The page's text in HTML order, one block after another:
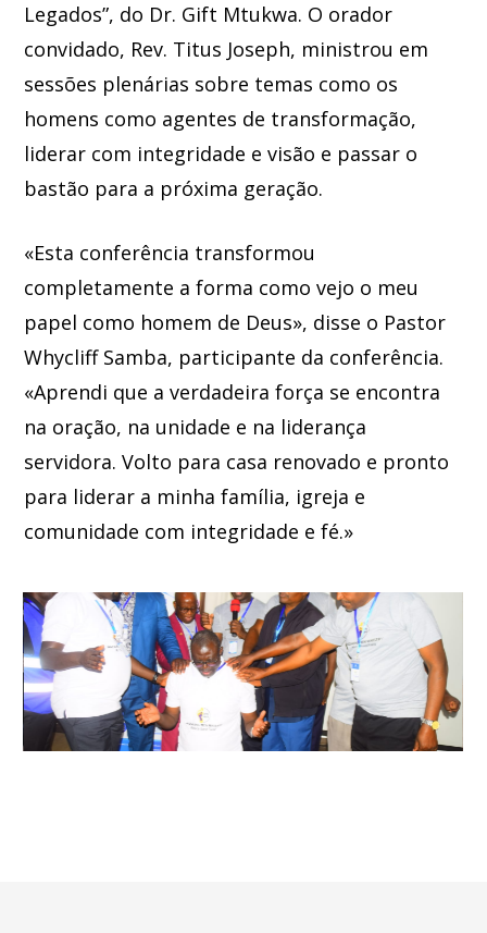
Legados”, do Dr. Gift Mtukwa. O orador
convidado, Rev. Titus Joseph, ministrou em
sessões plenárias sobre temas como os
homens como agentes de transformação,
liderar com integridade e visão e passar o
bastão para a próxima geração.
«Esta conferência transformou
completamente a forma como vejo o meu
papel como homem de Deus», disse o Pastor
Whycliff Samba, participante da conferência.
«Aprendi que a verdadeira força se encontra
na oração, na unidade e na liderança
servidora. Volto para casa renovado e pronto
para liderar a minha família, igreja e
comunidade com integridade e fé.»